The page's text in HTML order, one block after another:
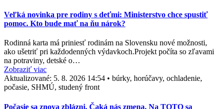
Veľká novinka pre rodiny s deťmi: Ministerstvo chce spustiť
pomoc. Kto bude mať na ňu nárok?
Rodinná karta má priniesť rodinám na Slovensku nové možnosti,
ako ušetriť pri každodenných výdavkoch.Projekt počíta so zľavami
na potraviny, detské o…
Zobraziť viac
Aktualizované: 5. 8. 2026 14:54 • búrky, horúčavy, ochladenie,
počasie, SHMÚ, studený front
Počasie sa znova zblázni. Čaká nás zmena. Na TOTO sa